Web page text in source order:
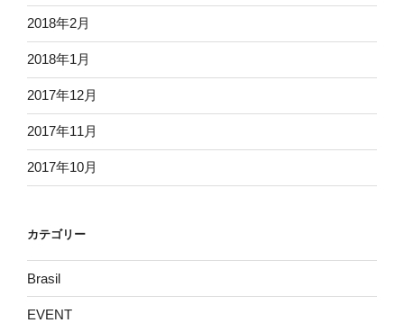
2018年2月
2018年1月
2017年12月
2017年11月
2017年10月
カテゴリー
Brasil
EVENT